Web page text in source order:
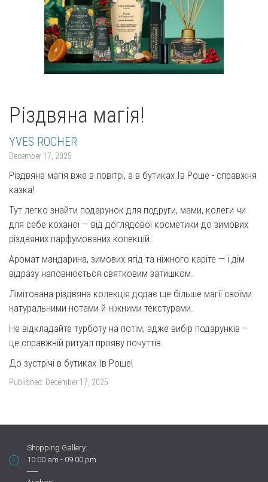
Різдвяна магія!
YVES ROCHER
December 17, 2025
Різдвяна магія вже в повітрі, а в бутиках Ів Роше - справжня
казка!
Тут легко знайти подарунок для подруги, мами, колеги чи
для себе коханої — від доглядової косметики до зимових
різдвяних парфумованих колекцій.
Аромат мандарина, зимових ягід та ніжного каріте — і дім
відразу наповнюється святковим затишком.
Лімітована різдвяна колекція додає ще більше магії своїми
натуральними нотами й ніжними текстурами.
Не відкладайте турботу на потім, адже вибір подарунків –
це справжній ритуал прояву почуттів.
До зустрічі в бутиках Ів Роше!
Published: December 17, 2025
Shopping Gallery:
10:00 am - 09.00 pm